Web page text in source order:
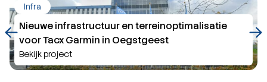
Infra
Nieuwe infrastructuur en terreinoptimalisatie
voor Tacx Garmin in Oegstgeest
Bekijk project